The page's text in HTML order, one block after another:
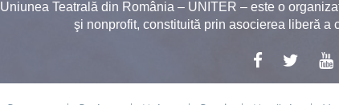
Uniunea Teatrală din România – UNITER – este o
şi nonprofit, constituită prin asocierea liberă a